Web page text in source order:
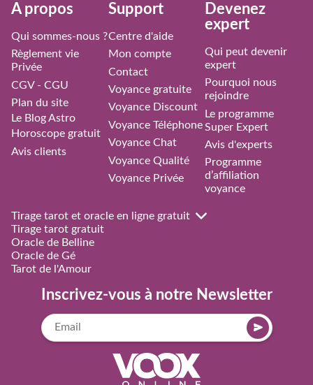
À propos
Qui sommes-nous ?
Règlement vie
Privée
CGV - CGU
Plan du site
Le Blog Astro
Horoscope gratuit
Avis clients
Support
Centre d'aide
Mon compte
Contact
Voyance gratuite
Voyance Discount
Voyance Téléphone
Voyance Chat
Voyance Qualité
Voyance Privée
Devenez
expert
Qui peut devenir
expert
Pourquoi nous
rejoindre
Le programme
Super Expert
Avis d'experts
Programme
d’affiliation
voyance
Tirage tarot et oracle en ligne gratuit
Tirage tarot gratuit
Oracle de Belline
Oracle de Gé
Tarot de l'Amour
Inscrivez-vous à notre Newsletter